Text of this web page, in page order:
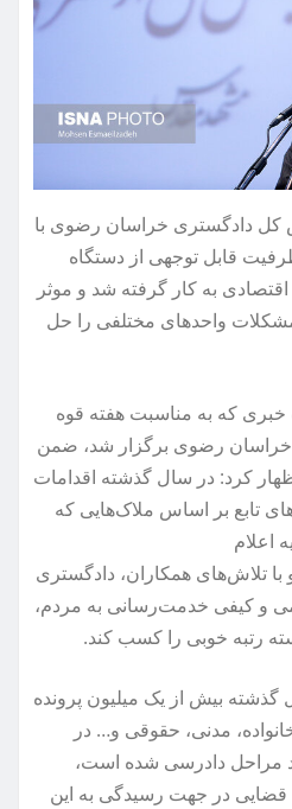
کل دادگستری خراسان رضوی با
قابل توجهی از دستگاه
به کار گرفته شد و موثر
واحدهای مختلفی را حل
که به مناسبت هفته قوه
رضوی برگزار شد، ضمن
کرد: در سال گذشته اقدامات
تابع بر اساس ملاک‌هایی که
اعلام
تلاش‌های همکاران، دادگستری
و کیفی خدمت‌رسانی به مردم،
رتبه خوبی را کسب کند.
گذشته بیش از یک میلیون پرونده
مدنی، حقوقی و… در
مراحل دادرسی شده است،
در جهت رسیدگی به این